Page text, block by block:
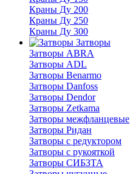
Краны Ду 200
Краны Ду 250
Краны Ду 300
Затворы
Затворы ABRA
Затворы ADL
Затворы Benarmo
Затворы Danfoss
Затворы Dendor
Затворы Zetkama
Затворы межфланцевые
Затворы Ридан
Затворы с редуктором
Затворы с рукояткой
Затворы СИБЗТА